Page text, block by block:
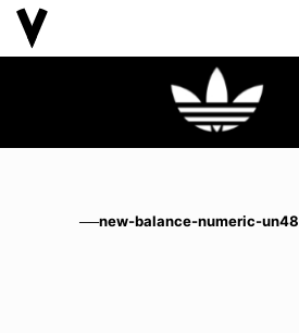
──new-balance-numeric-